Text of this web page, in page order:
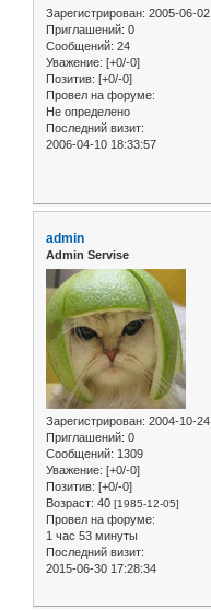
Зарегистрирован: 2005-06-02
Приглашений: 0
Сообщений: 24
Уважение: [+0/-0]
Позитив: [+0/-0]
Провел на форуме:
Не определено
Последний визит:
2006-04-10 18:33:57
admin
Admin Servise
Зарегистрирован: 2004-10-24
Приглашений: 0
Сообщений: 1309
Уважение: [+0/-0]
Позитив: [+0/-0]
Возраст: 40 [1985-12-05]
Провел на форуме:
1 час 53 минуты
Последний визит:
2015-06-30 17:28:34